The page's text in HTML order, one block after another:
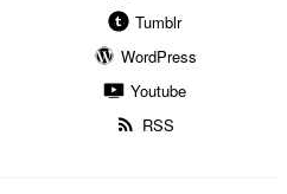
Tumblr
WordPress
Youtube
RSS